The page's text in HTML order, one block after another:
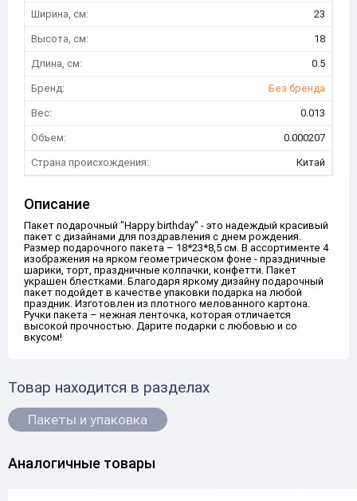
Ширина, см:
23
Высота, см:
18
Длина, см:
0.5
Бренд:
Без бренда
Вес:
0.013
Объем:
0.000207
Страна происхождения:
Китай
Описание
Пакет подарочный "Happy birthday" - это надеждый красивый
пакет с дизайнами для поздравления с днем рождения.
Размер подарочного пакета – 18*23*8,5 см. В ассортименте 4
изображения на ярком геометрическом фоне - праздничные
шарики, торт, праздничные колпачки, конфетти. Пакет
украшен блестками. Благодаря яркому дизайну подарочный
пакет подойдет в качестве упаковки подарка на любой
праздник. Изготовлен из плотного мелованного картона.
Ручки пакета – нежная ленточка, которая отличается
высокой прочностью. Дарите подарки с любовью и со
вкусом!
Товар находится в разделах
Пакеты и упаковка
Аналогичные товары